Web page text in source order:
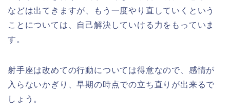
などは出てきますが、もう一度やり直していくという
ことについては、自己解決していける力をもっていま
す。
射手座は改めての行動については得意なので、感情が
入らないかぎり、早期の時点での立ち直りが出来るで
しょう。